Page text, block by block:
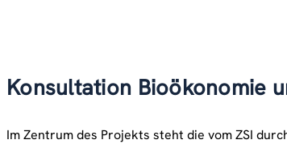
Konsultation Bioökonomie
Im Zentrum des Projekts steht die vom ZSI